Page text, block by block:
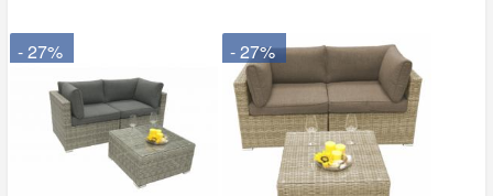
- 27% - 27%